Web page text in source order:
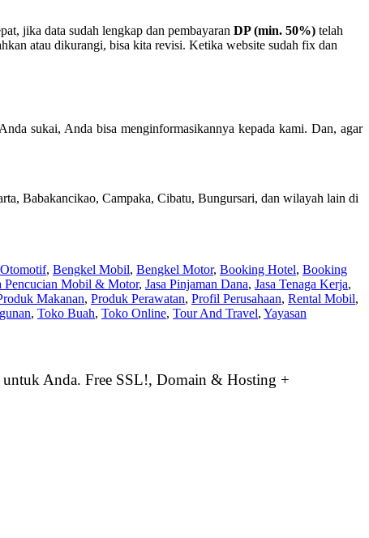
jika data sudah lengkap dan pembayaran DP (min. 50%) telah
atau dikurangi, bisa kita revisi. Ketika website sudah fix dan
sukai, Anda bisa menginformasikannya kepada kami. Dan, agar
Babakancikao, Campaka, Cibatu, Bungursari, dan wilayah lain di
, Bengkel Mobil, Bengkel Motor, Booking Hotel, Booking
Pencucian Mobil & Motor, Jasa Pinjaman Dana, Jasa Tenaga Kerja,
Makanan, Produk Perawatan, Profil Perusahaan, Rental Mobil,
, Toko Buah, Toko Online, Tour And Travel, Yayasan
untuk Anda. Free SSL!, Domain & Hosting +